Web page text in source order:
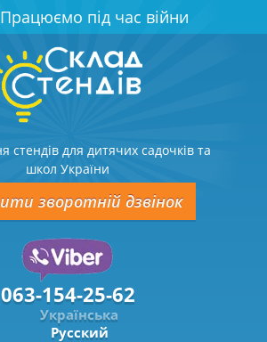
Працюємо під час війни
стендів для дитячих садочків та
школ України
зворотній дзвінок
063-154-25-62
Українська
Русский